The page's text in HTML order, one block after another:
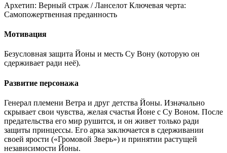
Архетип: Верный страж / Ланселот Ключевая черта:
Самопожертвенная преданность
Мотивация
Безусловная защита Йоны и месть Су Вону (которую он
сдерживает ради неё).
Развитие персонажа
Генерал племени Ветра и друг детства Йоны. Изначально
скрывает свои чувства, желая счастья Йоне с Су Воном. После
предательства его мир рушится, и он живет только ради
защиты принцессы. Его арка заключается в сдерживании
своей ярости («Громовой Зверь») и принятии растущей
независимости Йоны.